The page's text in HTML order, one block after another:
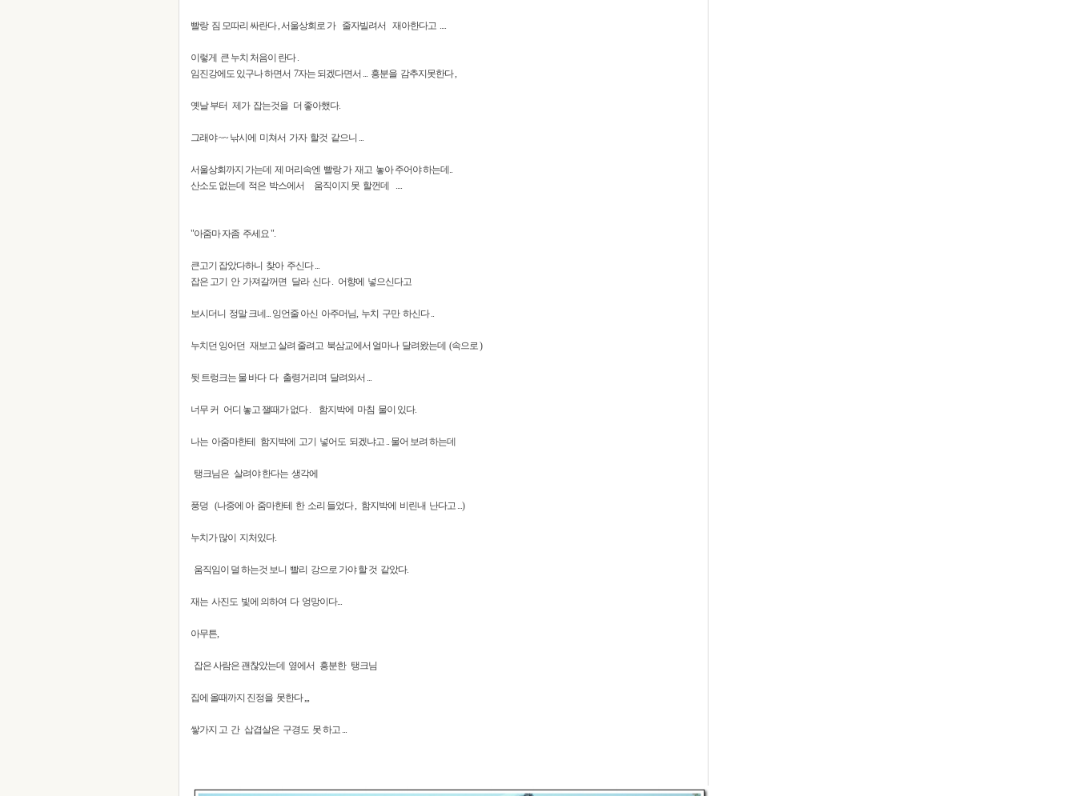
빨랑 짐 모따리 싸란다 , 서울상회로 가 줄자빌려서 재아한다고 ....
이렇게 큰 누치 처음이 란다 .
임진강에도 있구나 하면서 7자는 되겠다면서 ... 흥분을 감추지못한다 ,
옛날 부터 제가 잡는것을 더 좋아했다.
그래야 ~~ 낚시에 미쳐서 가자 할것 같으니 ...
서울상회까지 가는데 제 머리속엔 빨랑 가 재고 놓아 주어야 하는데..
산소도 없는데 적은 박스에서 움직이지 못 할껀데 ....
"아줌마 자좀 주세요 ".
큰고기 잡았다하니 찾아 주신다 ...
잡은 고기 안 가져갈꺼면 달라 신다 . 어향에 넣으신다고
보시더니 정말 크네... 잉언줄 아신 아주머님, 누치 구만 하신다 ..
누치던 잉어던 재보고 살려 줄려고 북삼교에서 얼마나 달려왔는데 (속으로 )
뒷 트렁크는 물 바다 다 출령거리며 달려와서 ...
너무 커 어디 놓고 잴때가 없다 . 함지박에 마침 물이 있다.
나는 아줌마한테 함지박에 고기 넣어도 되겠냐고 .. 물어 보려 하는데
탱크님은 살려야 한다는 생각에
풍덩 (나중에 아 줌마한테 한 소리 들었다 , 함지박에 비린내 난다고 ...)
누치가 많이 지처있다.
움직임이 덜 하는것 보니 빨리 강으로 가야 할 것 같았다.
재는 사진도 빛에 의하여 다 엉망이다...
아무튼,
잡은 사람은 괜찮았는데 옆에서 흥분한 탱크님
집에 올때까지 진정을 못한다 ,,,
쌓가지 고 간 삽겹살은 구경도 못 하고 ...